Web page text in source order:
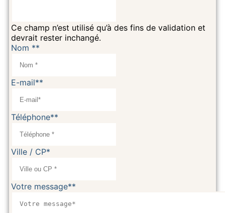
Ce champ n’est utilisé qu’à des fins de validation et
devrait rester inchangé.
Nom **
E-mail**
Téléphone**
Ville / CP*
Votre message**